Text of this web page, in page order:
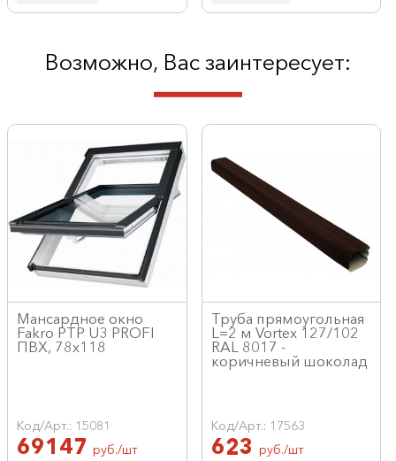
Возможно, Вас заинтересует:
Мансардное окно
Fakro PTP U3 PROFI
ПВХ, 78x118
Код/Арт.: 15081
69147 руб./шт
Труба прямоугольная
L=2 м Vortex 127/102
RAL 8017 -
коричневый шоколад
Код/Арт.: 17563
623 руб./шт